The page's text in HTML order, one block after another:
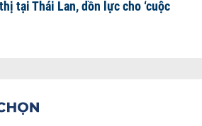
tại Thái Lan, dồn lực cho ‘cuộc